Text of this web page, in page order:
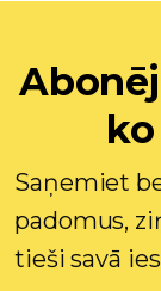
Saņemiet
padomus,
tieši savā